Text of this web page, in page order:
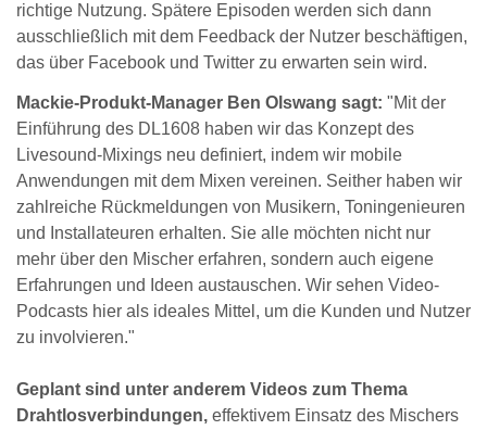
richtige Nutzung. Spätere Episoden werden sich dann
ausschließlich mit dem Feedback der Nutzer beschäftigen,
das über Facebook und Twitter zu erwarten sein wird.
Mackie-Produkt-Manager Ben Olswang sagt: "Mit der
Einführung des DL1608 haben wir das Konzept des
Livesound-Mixings neu definiert, indem wir mobile
Anwendungen mit dem Mixen vereinen. Seither haben wir
zahlreiche Rückmeldungen von Musikern, Toningenieuren
und Installateuren erhalten. Sie alle möchten nicht nur
mehr über den Mischer erfahren, sondern auch eigene
Erfahrungen und Ideen austauschen. Wir sehen Video-
Podcasts hier als ideales Mittel, um die Kunden und Nutzer
zu involvieren."
Geplant sind unter anderem Videos zum Thema
Drahtlosverbindungen, effektivem Einsatz des Mischers